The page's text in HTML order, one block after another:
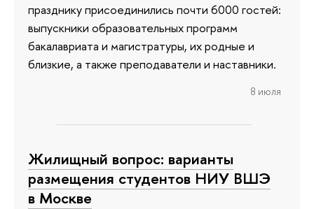
празднику присоединились почти 6000 гостей:
выпускники образовательных программ
бакалавриата и магистратуры, их родные и
близкие, а также преподаватели и наставники.
8 июля
Жилищный вопрос: варианты
размещения студентов НИУ ВШЭ
в Москве